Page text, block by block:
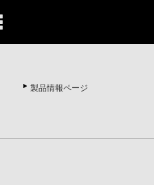
製品情報ページ